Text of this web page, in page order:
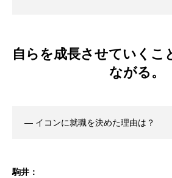
自らを成長させていくこ
ながる。
― イコンに就職を決めた理由は？
駒井：